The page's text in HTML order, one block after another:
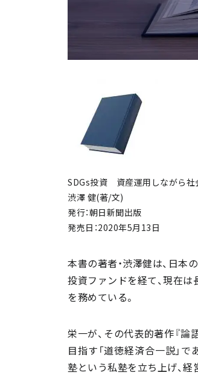
SDGs投資 資産運用しながら社
渋澤 健(著/文)
発行：朝日新聞出版
発売日：2020年5月13日
本書の著者・渋澤健は、日本
投資ファンドを経て、現在
を務めている。
栄一が、その代表的著作『論
目指す「道徳経済合一説」
塾という私塾を立ち上げ、経